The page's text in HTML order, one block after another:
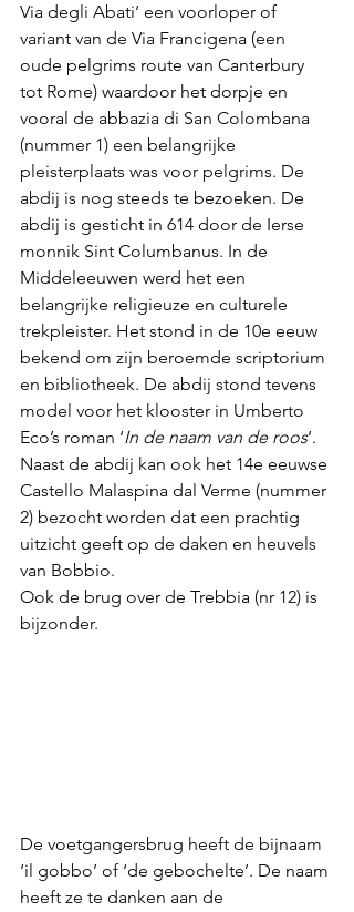
Via degli Abati’ een voorloper of
variant van de Via Francigena (een
oude pelgrims route van Canterbury
tot Rome) waardoor het dorpje en
vooral de abbazia di San Colombana
(nummer 1) een belangrijke
pleisterplaats was voor pelgrims. De
abdij is nog steeds te bezoeken. De
abdij is gesticht in 614 door de Ierse
monnik Sint Columbanus. In de
Middeleeuwen werd het een
belangrijke religieuze en culturele
trekpleister. Het stond in de 10e eeuw
bekend om zijn beroemde scriptorium
en bibliotheek. De abdij stond tevens
model voor het klooster in Umberto
Eco’s roman ‘In de naam van de roos’.
Naast de abdij kan ook het 14e eeuwse
Castello Malaspina dal Verme (nummer
2) bezocht worden dat een prachtig
uitzicht geeft op de daken en heuvels
van Bobbio.
Ook de brug over de Trebbia (nr 12) is
bijzonder.
De voetgangersbrug heeft de bijnaam
‘il gobbo’ of ‘de gebochelte’. De naam
heeft ze te danken aan de